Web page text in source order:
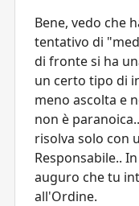
Bene, vedo che
tentativo di
di fronte si ha
un certo tipo di
meno ascolta e
non è
risolva solo con
Responsabile..
auguro che tu
all'Ordine.